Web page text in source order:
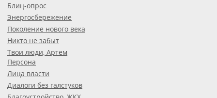
Блиц-опрос
Энергосбережение
Поколение нового века
Никто не забыт
Твои люди, Артем
Персона
Лица власти
Диалоги без галстуков